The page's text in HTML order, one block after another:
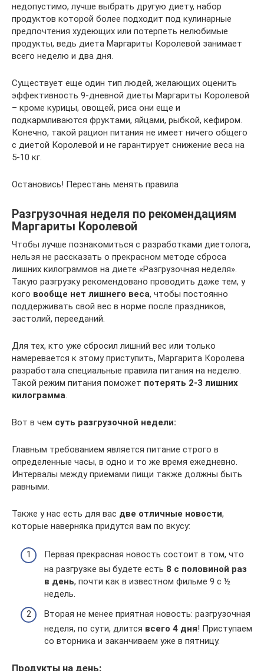
недопустимо, лучше выбрать другую диету, набор
продуктов которой более подходит под кулинарные
предпочтения худеющих или потерпеть нелюбимые
продукты, ведь диета Маргариты Королевой занимает
всего неделю и два дня.
Существует еще один тип людей, желающих оценить
эффективность 9-дневной диеты Маргариты Королевой
– кроме курицы, овощей, риса они еще и
подкармливаются фруктами, яйцами, рыбкой, кефиром.
Конечно, такой рацион питания не имеет ничего общего
с диетой Королевой и не гарантирует снижение веса на
5-10 кг.
Остановись! Перестань менять правила
Разгрузочная неделя по рекомендациям
Маргариты Королевой
Чтобы лучше познакомиться с разработками диетолога,
нельзя не рассказать о прекрасном методе сброса
лишних килограммов на диете «Разгрузочная неделя».
Такую разгрузку рекомендовано проводить даже тем, у
кого вообще нет лишнего веса, чтобы постоянно
поддерживать свой вес в норме после праздников,
застолий, перееданий.
Для тех, кто уже сбросил лишний вес или только
намеревается к этому приступить, Маргарита Королева
разработала специальные правила питания на неделю.
Такой режим питания поможет потерять 2-3 лишних
килограмма
Вот в чем суть разгрузочной недели:
Главным требованием является питание строго в
определенные часы, в одно и то же время ежедневно.
Интервалы между приемами пищи также должны быть
равными.
Также у нас есть для вас две отличные новости,
которые наверняка придутся вам по вкусу:
Первая прекрасная новость состоит в том, что
на разгрузке вы будете есть 8 с половиной раз
в день, почти как в известном фильме 9 с ½
недель.
Вторая не менее приятная новость: разгрузочная
неделя, по сути, длится всего 4 дня! Приступаем
со вторника и заканчиваем уже в пятницу.
Продукты на день: